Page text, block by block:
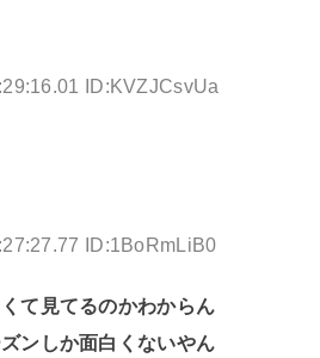
ID:KVZJCsvUa
ID:1BoRmLiB0
て見てるのかわからん
ンしか面白くないやん